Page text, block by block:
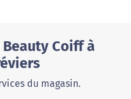
Coiff à
du magasin.